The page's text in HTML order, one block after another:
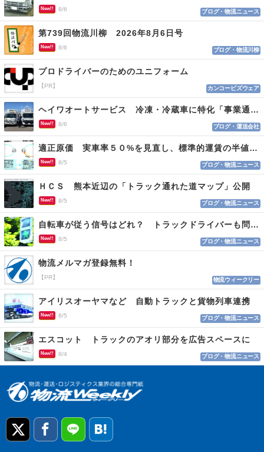
New!! 8/6 ブログ・物流ニュース
第739回物流川柳 2026年8月6日号
New!! 8/6 ブログ・物流川柳
プロドライバーのためのユニフォーム
【PR】 カンコービズウェア
ヘイワオートサービス 冷凍・冷蔵車に特化「事業通じ貢献目指す」
New!! 8/6 ブログ・運送会社
適正原価 実車率５０%を見直し、標準的運賃の半値の恐れも
New!! 8/5 ブログ・物流ニュース
ＨＣＳ 熊本近辺の「トラック通れた道マップ」公開
New!! 8/5 ブログ・物流ニュース
自転車が従う信号はどれ？ トラックドライバーも問われる認識
New!! 8/5 ブログ・物流ニュース
物流メルマガ登録無料！
【PR】 物流ウィークリー
アイリスオーヤマなど 自動トラックと貨物列車連携
New!! 8/5 ブログ・物流ニュース
エスコット トラックのアオリ部分を広告スペースに
New!! 8/4 ブログ・物流ニュース